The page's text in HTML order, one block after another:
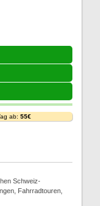
ab: 55€
Schweiz-
Fahrradtouren,